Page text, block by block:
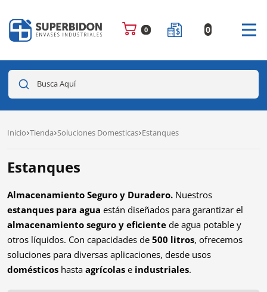
0 0
Busca Aquí
Inicio Tienda Soluciones Domesticas Estanques
Estanques
Almacenamiento Seguro y Duradero. Nuestros
estanques para agua están diseñados para garantizar el
almacenamiento seguro y eficiente de agua potable y
otros líquidos. Con capacidades de 500 litros, ofrecemos
soluciones para diversas aplicaciones, desde usos
domésticos hasta agrícolas e industriales.